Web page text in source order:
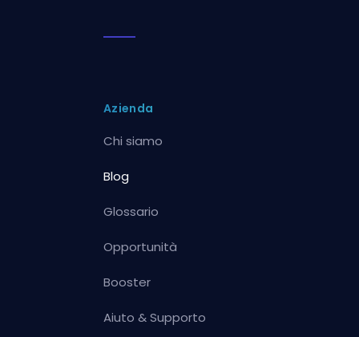
Azienda
Chi siamo
Blog
Glossario
Opportunità
Booster
Aiuto & Supporto